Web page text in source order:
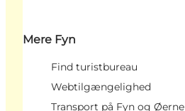
Mere Fyn
Find turistbureau
Webtilgængelighed
Transport på Fyn og Øerne